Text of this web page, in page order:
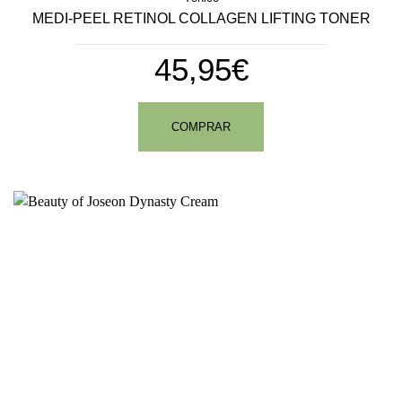
MEDI-PEEL RETINOL COLLAGEN LIFTING TONER
45,95€
COMPRAR